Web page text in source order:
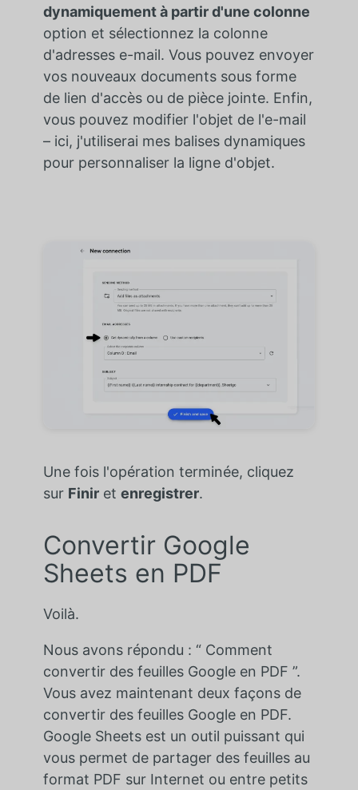
dynamiquement à partir d'une colonne
option et sélectionnez la colonne
d'adresses e-mail. Vous pouvez envoyer
vos nouveaux documents sous forme
de lien d'accès ou de pièce jointe. Enfin,
vous pouvez modifier l'objet de l'e-mail
– ici, j'utiliserai mes balises dynamiques
pour personnaliser la ligne d'objet.
Une fois l'opération terminée, cliquez
sur Finiret enregistrer.
Convertir Google
Sheets en PDF
Voilà.
Nous avons répondu : “ Comment
convertir des feuilles Google en PDF ”.
Vous avez maintenant deux façons de
convertir des feuilles Google en PDF.
Google Sheets est un outil puissant qui
vous permet de partager des feuilles au
format PDF sur Internet ou entre petits